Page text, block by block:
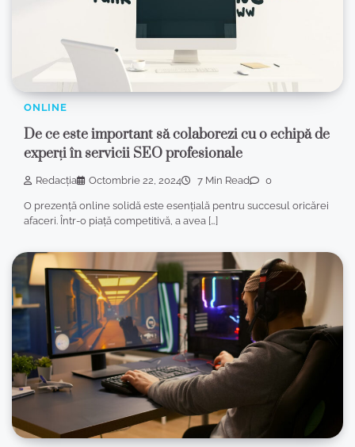
ONLINE
De ce este important să colaborezi cu o echipă de
experți în servicii SEO profesionale
Redacția Octombrie 22, 2024 7 Min Read 0
O prezență online solidă este esențială pentru succesul oricărei
afaceri. Într-o piață competitivă, a avea […]